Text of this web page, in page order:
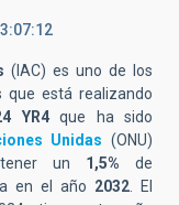
(IAC) es uno de los
que está realizando
YR4que ha sido
Unidas (ONU)
tener un 1,5% de
en el año 2032. El